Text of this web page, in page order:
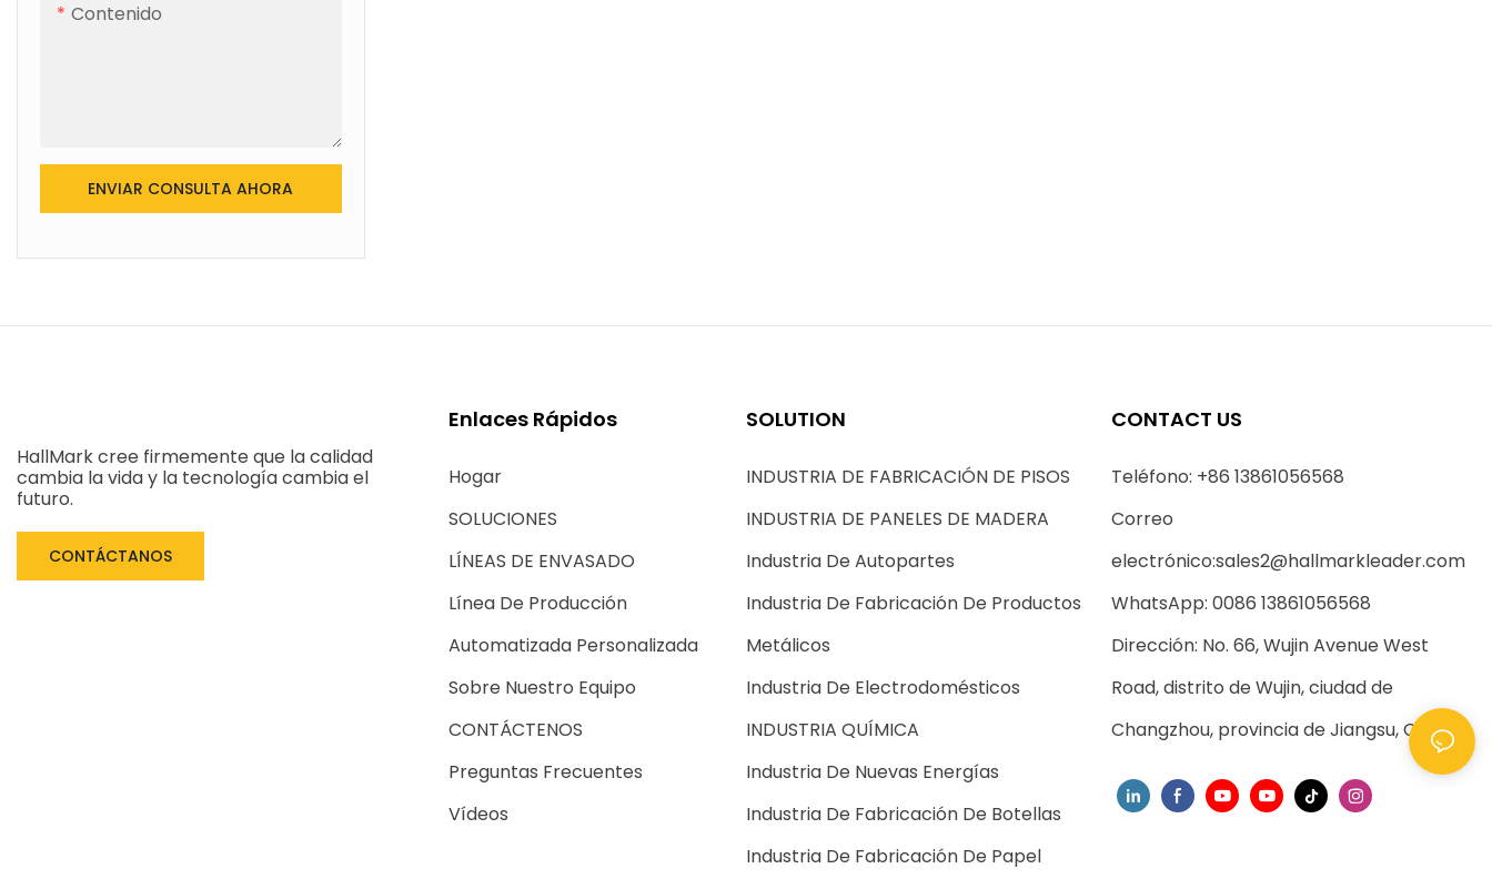
Contenido
ENVIAR CONSULTA AHORA
HallMark cree firmemente que la calidad
cambia la vida y la tecnología cambia el
futuro.
CONTÁCTANOS
Enlaces Rápidos
Hogar
SOLUCIONES
LÍNEAS DE ENVASADO
Línea De Producción
Automatizada Personalizada
Sobre Nuestro Equipo
CONTÁCTENOS
Preguntas Frecuentes
Vídeos
SOLUTION
INDUSTRIA DE FABRICACIÓN DE PISOS
INDUSTRIA DE PANELES DE MADERA
Industria De Autopartes
Industria De Fabricación De Productos
Metálicos
Industria De Electrodomésticos
INDUSTRIA QUÍMICA
Industria De Nuevas Energías
Industria De Fabricación De Botellas
Industria De Fabricación De Papel
CONTACT US
Teléfono: +86 13861056568
Correo
electrónico:sales2@hallmarkleader.com
WhatsApp: 0086 13861056568
Dirección: No. 66, Wujin Avenue West
Road, distrito de Wujin, ciudad de
Changzhou, provincia de Jiangsu, China